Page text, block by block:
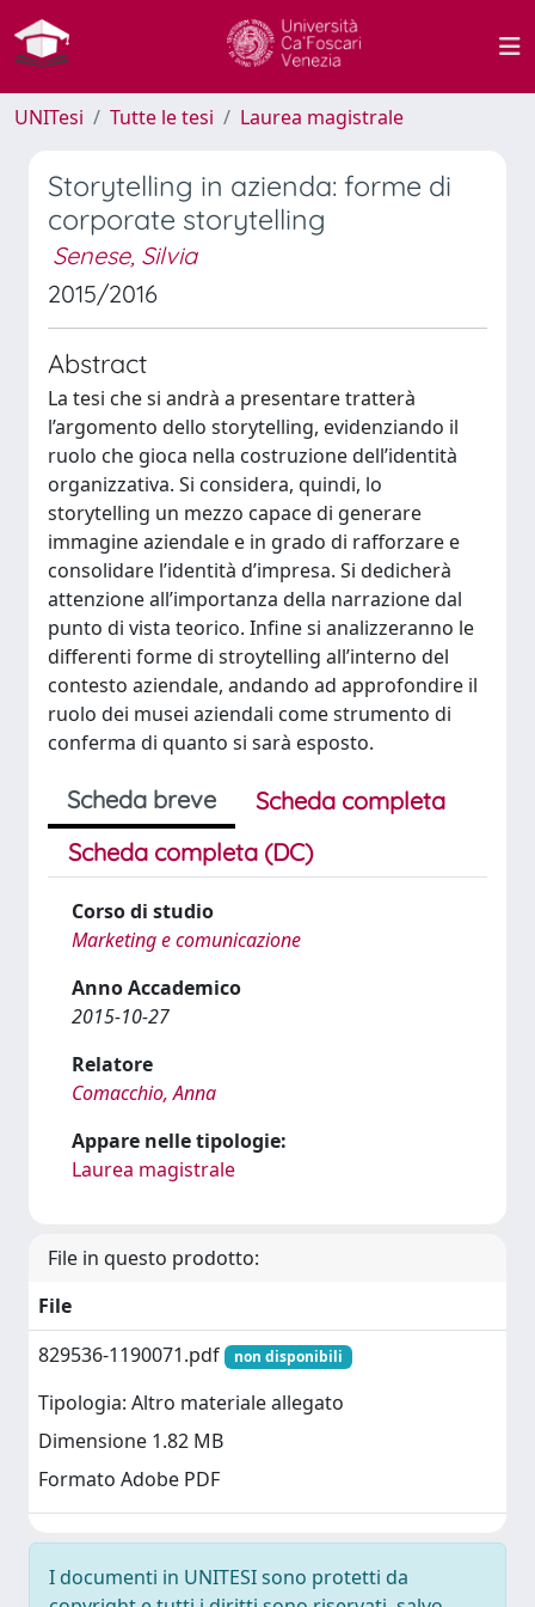
UNITesi Tutte le tesi Laurea magistrale
Storytelling in azienda: forme di
corporate storytelling
Senese, Silvia
2015/2016
Abstract
La tesi che si andrà a presentare tratterà
l’argomento dello storytelling, evidenziando il
ruolo che gioca nella costruzione dell’identità
organizzativa. Si considera, quindi, lo
storytelling un mezzo capace di generare
immagine aziendale e in grado di rafforzare e
consolidare l’identità d’impresa. Si dedicherà
attenzione all’importanza della narrazione dal
punto di vista teorico. Infine si analizzeranno le
differenti forme di stroytelling all’interno del
contesto aziendale, andando ad approfondire il
ruolo dei musei aziendali come strumento di
conferma di quanto si sarà esposto.
Scheda breve
Scheda completa
Scheda completa (DC)
Corso di studio
Marketing e comunicazione
Anno Accademico
2015-10-27
Relatore
Comacchio, Anna
Appare nelle tipologie:
Laurea magistrale
File in questo prodotto:
File
829536-1190071.pdf
non disponibili
Tipologia: Altro materiale allegato
Dimensione 1.82 MB
Formato Adobe PDF
I documenti in UNITESI sono protetti da